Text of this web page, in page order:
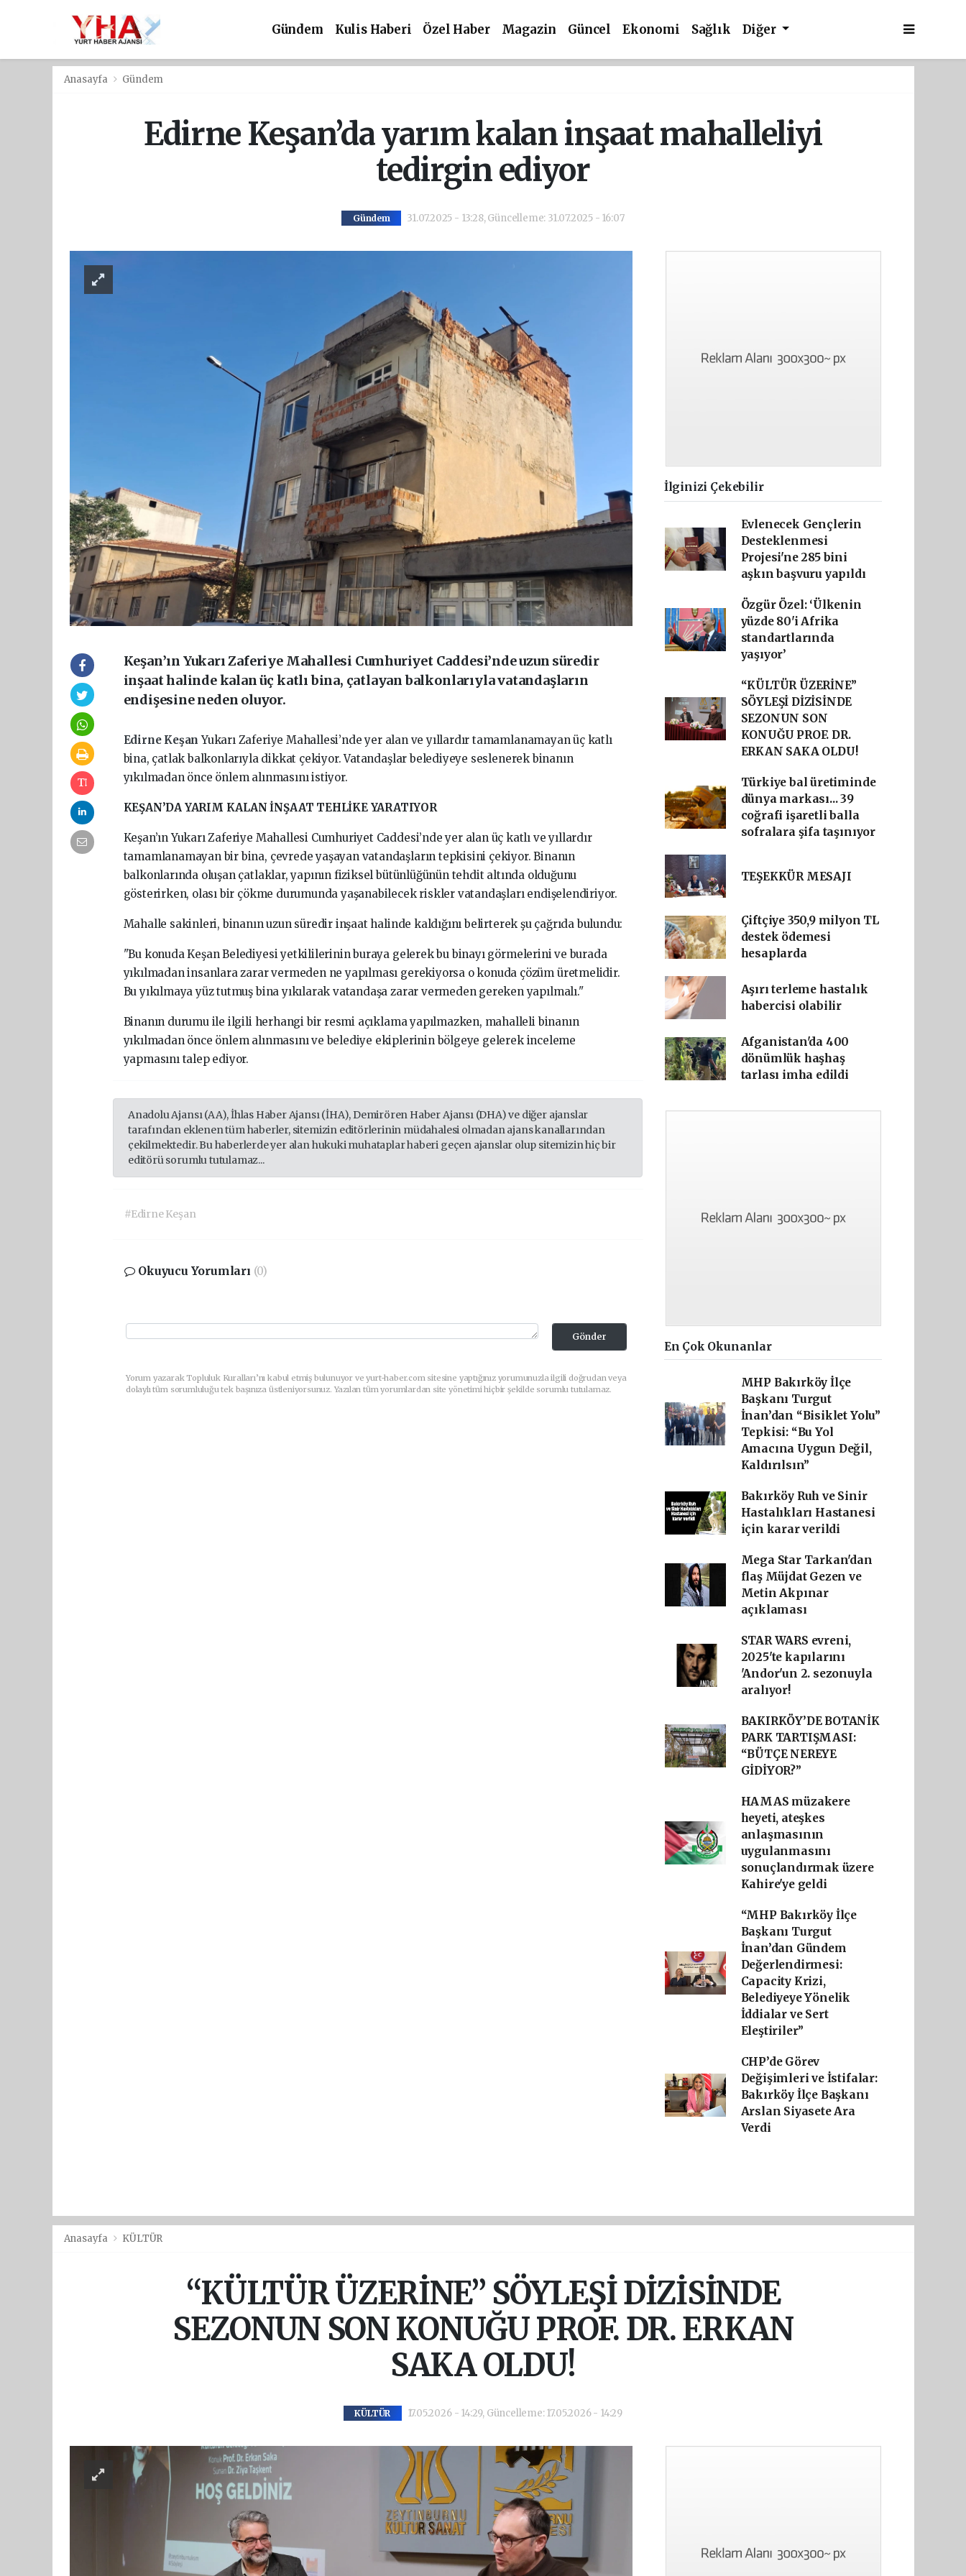
Gündem Kulis Haberi Özel Haber Magazin Güncel Ekonomi Sağlık Diğer
Anasayfa Gündem
Edirne Keşan’da yarım kalan inşaat mahalleliyi
tedirgin ediyor
Gündem 31.07.2025 - 13:28, Güncelleme: 31.07.2025 - 16:07
Keşan’ın Yukarı Zaferiye Mahallesi Cumhuriyet Caddesi’nde uzun süredir
inşaat halinde kalan üç katlı bina, çatlayan balkonlarıyla vatandaşların
endişesine neden oluyor.
Edirne KeşanYukarı Zaferiye Mahallesi’nde yer alan ve yıllardır tamamlanamayan üç katlı
bina, çatlak balkonlarıyla dikkat çekiyor. Vatandaşlar belediyeye seslenerek binanın
yıkılmadan önce önlem alınmasını istiyor.
KEŞAN’DA YARIM KALAN İNŞAAT TEHLİKE YARATIYOR
Keşan’ın Yukarı Zaferiye Mahallesi Cumhuriyet Caddesi’nde yer alan üç katlı ve yıllardır
tamamlanamayan bir bina, çevrede yaşayan vatandaşların tepkisini çekiyor. Binanın
balkonlarında oluşan çatlaklar, yapının fiziksel bütünlüğünün tehdit altında olduğunu
gösterirken, olası bir çökme durumunda yaşanabilecek riskler vatandaşları endişelendiriyor.
Mahalle sakinleri, binanın uzun süredir inşaat halinde kaldığını belirterek şu çağrıda bulundu:
"Bu konuda Keşan Belediyesi yetkililerinin buraya gelerek bu binayı görmelerini ve burada
yıkılmadan insanlara zarar vermeden ne yapılması gerekiyorsa o konuda çözüm üretmelidir.
Bu yıkılmaya yüz tutmuş bina yıkılarak vatandaşa zarar vermeden gereken yapılmalı."
Binanın durumu ile ilgili herhangi bir resmi açıklama yapılmazken, mahalleli binanın
yıkılmadan önce önlem alınmasını ve belediye ekiplerinin bölgeye gelerek inceleme
yapmasını talep ediyor.
Anadolu Ajansı (AA), İhlas Haber Ajansı (İHA), Demirören Haber Ajansı (DHA) ve diğer ajanslar
tarafından eklenen tüm haberler, sitemizin editörlerinin müdahalesi olmadan ajans kanallarından
çekilmektedir. Bu haberlerde yer alan hukuki muhataplar haberi geçen ajanslar olup sitemizin hiç bir
editörü sorumlu tutulamaz...
#Edirne Keşan
Okuyucu Yorumları (0)
Gönder
Yorum yazarak Topluluk Kuralları’nı kabul etmiş bulunuyor ve yurt-haber.com sitesine yaptığınız yorumunuzla ilgili doğrudan veya
dolaylı tüm sorumluluğu tek başınıza üstleniyorsunuz. Yazılan tüm yorumlardan site yönetimi hiçbir şekilde sorumlu tutulamaz.
İlginizi Çekebilir
Evlenecek Gençlerin
Desteklenmesi
Projesi'ne 285 bini
aşkın başvuru yapıldı
Özgür Özel: ‘Ülkenin
yüzde 80'i Afrika
standartlarında
yaşıyor’
“KÜLTÜR ÜZERİNE”
SÖYLEŞİ DİZİSİNDE
SEZONUN SON
KONUĞU PROF. DR.
ERKAN SAKA OLDU!
Türkiye bal üretiminde
dünya markası... 39
coğrafi işaretli balla
sofralara şifa taşınıyor
TEŞEKKÜR MESAJI
Çiftçiye 350,9 milyon TL
destek ödemesi
hesaplarda
Aşırı terleme hastalık
habercisi olabilir
Afganistan'da 400
dönümlük haşhaş
tarlası imha edildi
En Çok Okunanlar
MHP Bakırköy İlçe
Başkanı Turgut
İnan’dan “Bisiklet Yolu”
Tepkisi: “Bu Yol
Amacına Uygun Değil,
Kaldırılsın”
Bakırköy Ruh ve Sinir
Hastalıkları Hastanesi
için karar verildi
Mega Star Tarkan'dan
flaş Müjdat Gezen ve
Metin Akpınar
açıklaması
STAR WARS evreni,
2025'te kapılarını
'Andor'un 2. sezonuyla
aralıyor!
BAKIRKÖY’DE BOTANİK
PARK TARTIŞMASI:
“BÜTÇE NEREYE
GİDİYOR?”
HAMAS müzakere
heyeti, ateşkes
anlaşmasının
uygulanmasını
sonuçlandırmak üzere
Kahire'ye geldi
“MHP Bakırköy İlçe
Başkanı Turgut
İnan’dan Gündem
Değerlendirmesi:
Capacity Krizi,
Belediyeye Yönelik
İddialar ve Sert
Eleştiriler”
CHP’de Görev
Değişimleri ve İstifalar:
Bakırköy İlçe Başkanı
Arslan Siyasete Ara
Verdi
Anasayfa KÜLTÜR
“KÜLTÜR ÜZERİNE” SÖYLEŞİ DİZİSİNDE
SEZONUN SON KONUĞU PROF. DR. ERKAN
SAKA OLDU!
KÜLTÜR 17.05.2026 - 14:29, Güncelleme: 17.05.2026 - 14:29